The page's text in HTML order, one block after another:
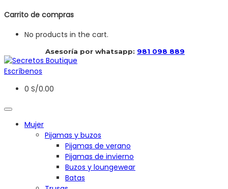
Carrito de compras
No products in the cart.
Asesoría por whatsapp: 981 098 889
Escríbenos
0 S/0.00
Mujer
Pijamas y buzos
Pijamas de verano
Pijamas de invierno
Buzos y loungewear
Batas